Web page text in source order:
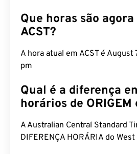
Que horas são
ACST?
A hora atual em ACST é
pm
Qual é a diferença
horários de ORIGEM
A Australian Central Standard
DIFERENÇA HORÁRIA do